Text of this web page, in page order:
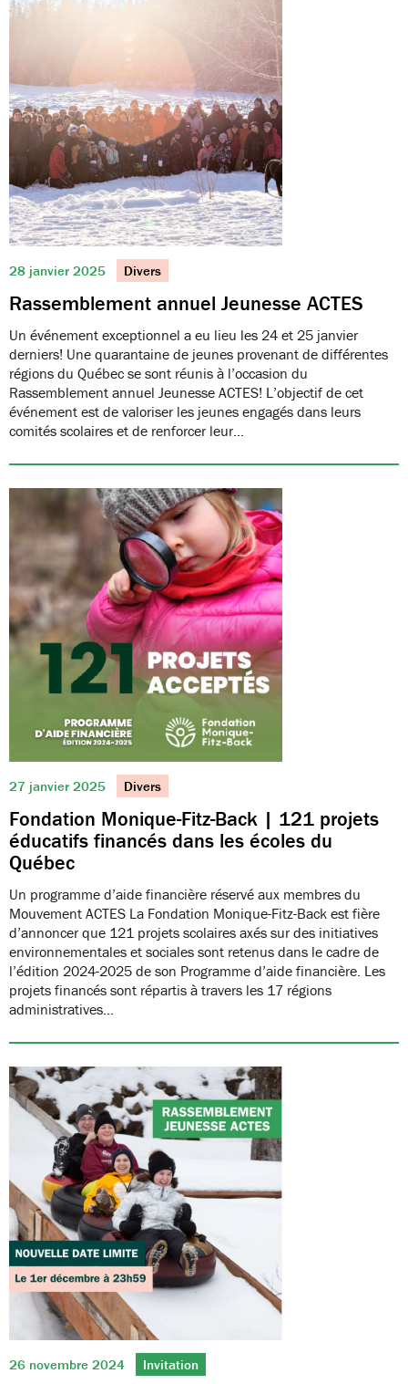
28 janvier 2025 Divers
Rassemblement annuel Jeunesse ACTES
Un événement exceptionnel a eu lieu les 24 et 25 janvier
derniers! Une quarantaine de jeunes provenant de différentes
régions du Québec se sont réunis à l’occasion du
Rassemblement annuel Jeunesse ACTES! L’objectif de cet
événement est de valoriser les jeunes engagés dans leurs
comités scolaires et de renforcer leur…
27 janvier 2025 Divers
Fondation Monique-Fitz-Back | 121 projets
éducatifs financés dans les écoles du
Québec
Un programme d’aide financière réservé aux membres du
Mouvement ACTES La Fondation Monique-Fitz-Back est fière
d’annoncer que 121 projets scolaires axés sur des initiatives
environnementales et sociales sont retenus dans le cadre de
l’édition 2024-2025 de son Programme d’aide financière. Les
projets financés sont répartis à travers les 17 régions
administratives…
26 novembre 2024 Invitation